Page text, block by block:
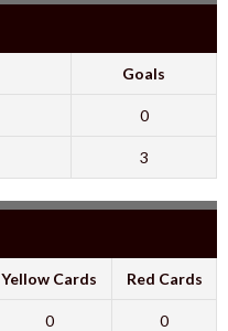
Goals
0
3
Yellow Cards Red Cards
0 0